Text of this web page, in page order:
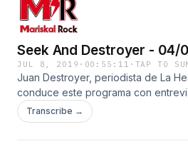
Seek And Destroyer - 04/
JUL 8, 2019 · 00:55:11 · TAP TO
Juan Destroyer, periodista de La
conduce este programa con
mejores bandas de dentro y fuera
Este tramo recoge la entrevista a
Transcribe →